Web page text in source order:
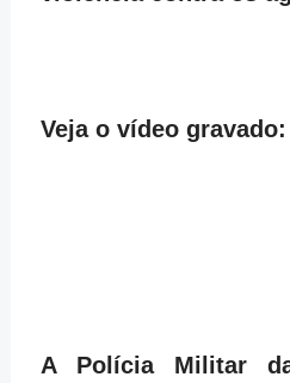
Veja o vídeo gravado:
A Polícia Militar